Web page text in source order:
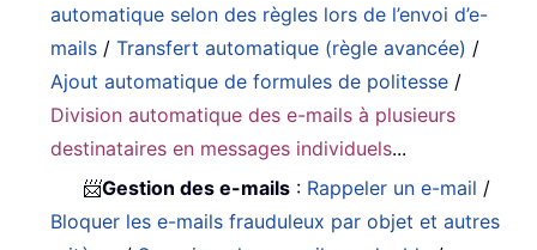
automatique selon des règles lors de l’envoi d’e-
mails /Transfert automatique (règle avancée) /
Ajout automatique de formules de politesse /
Division automatique des e-mails à plusieurs
destinataires en messages individuels...
📨Gestion des e-mails : Rappeler un e-mail /
Bloquer les e-mails frauduleux par objet et autres